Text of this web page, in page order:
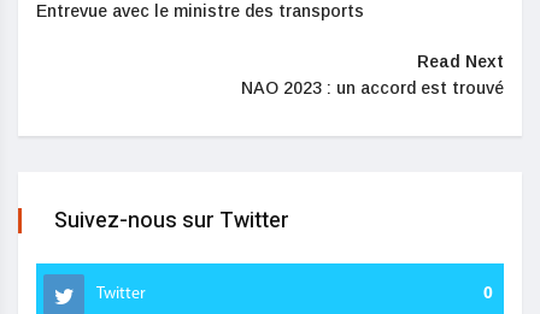
Entrevue avec le ministre des transports
Read Next
NAO 2023 : un accord est trouvé
Suivez-nous sur Twitter
Twitter 0